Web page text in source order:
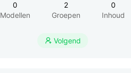
0
Modellen
2
Groepen
0
Inhoud
 Volgend